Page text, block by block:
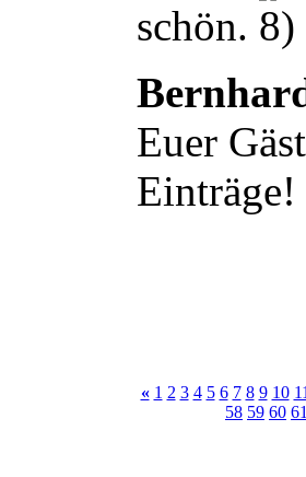
schön.
Euer
Einträge!
« 1 2 3 4 5 6 7 8 9 10 11
58 59 60 61